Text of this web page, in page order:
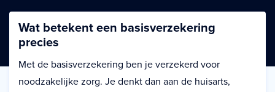
Wat betekent een basisverzekering
precies
Met de basisverzekering ben je verzekerd voor
noodzakelijke zorg. Je denkt dan aan de huisarts,